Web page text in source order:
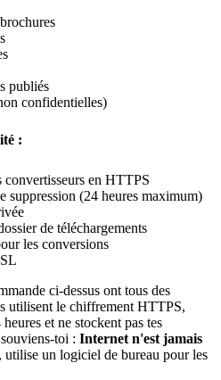
publiés
confidentielles)
:
en HTTPS
suppression (24 heures maximum)
de téléchargements
les conversions
ci-dessus ont tous des
utilisent le chiffrement HTTPS,
et ne stockent pas tes
toi : Internet n'est jamais
utilise un logiciel de bureau pour les